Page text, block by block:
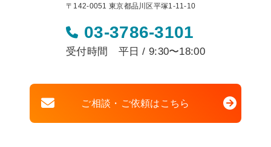
〒142-0051 東京都品川区平塚1-11-10
03-3786-3101
受付時間 平日 / 9:30〜18:00
ご相談・ご依頼はこちら